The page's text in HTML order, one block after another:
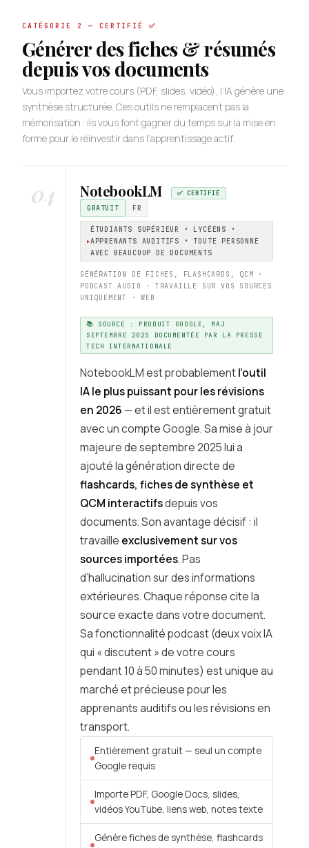
CATÉGORIE 2 — CERTIFIÉ ✅
Générer des fiches & résumés
depuis vos documents
Vous importez votre cours (PDF, slides, vidéo), l’IA génère une
synthèse structurée. Ces outils ne remplacent pas la
mémorisation : ils vous font gagner du temps sur la mise en
forme pour le réinvestir dans l’apprentissage actif.
04 NotebookLM ✅ CERTIFIÉ
GRATUIT FR
ÉTUDIANTS SUPÉRIEUR • LYCÉENS •
APPRENANTS AUDITIFS • TOUTE PERSONNE
AVEC BEAUCOUP DE DOCUMENTS
GÉNÉRATION DE FICHES, FLASHCARDS, QCM ·
PODCAST AUDIO · TRAVAILLE SUR VOS SOURCES
UNIQUEMENT · WEB
📚 SOURCE : PRODUIT GOOGLE, MAJ
SEPTEMBRE 2025 DOCUMENTÉE PAR LA PRESSE
TECH INTERNATIONALE
NotebookLM est probablementl’outil
IA le plus puissant pour les révisions
en 2026 — et il est entièrement gratuit
avec un compte Google. Sa mise à jour
majeure de septembre 2025 lui a
ajouté la génération directe de
flashcards, fiches de synthèse et
QCM interactifsdepuis vos
documents. Son avantage décisif : il
travaille exclusivement sur vos
sources importées. Pas
d’hallucination sur des informations
extérieures. Chaque réponse cite la
source exacte dans votre document.
Sa fonctionnalité podcast (deux voix IA
qui « discutent » de votre cours
pendant 10 à 50 minutes) est unique au
marché et précieuse pour les
apprenants auditifs ou les révisions en
transport.
Entièrement gratuit — seul un compte
Google requis
Importe PDF, Google Docs, slides,
vidéos YouTube, liens web, notes texte
Génère fiches de synthèse, flashcards